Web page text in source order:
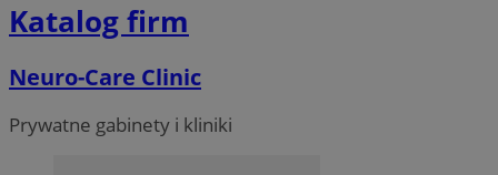
Katalog firm
Neuro-Care Clinic
Prywatne gabinety i kliniki